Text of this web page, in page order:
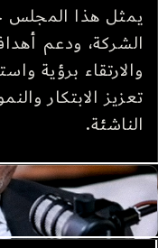
يمثل هذا المجلس
الشركة، ودعم
والارتقاء برؤية
تعزيز الابتكار
الناشئة.